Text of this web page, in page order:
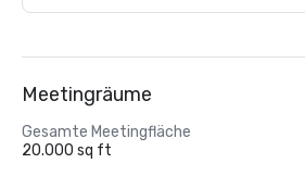
Meetingräume
Gesamte Meetingfläche
20.000 sq ft